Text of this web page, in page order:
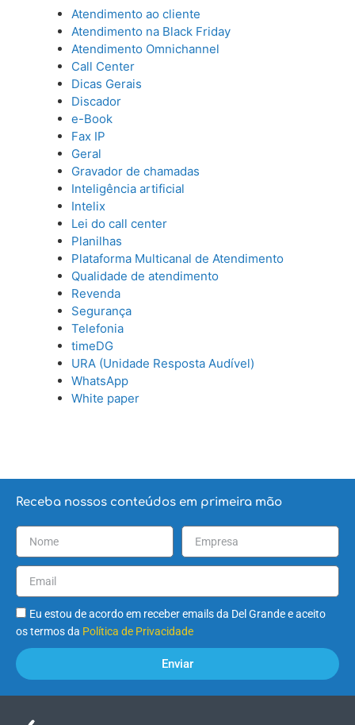
Atendimento ao cliente
Atendimento na Black Friday
Atendimento Omnichannel
Call Center
Dicas Gerais
Discador
e-Book
Fax IP
Geral
Gravador de chamadas
Inteligência artificial
Intelix
Lei do call center
Planilhas
Plataforma Multicanal de Atendimento
Qualidade de atendimento
Revenda
Segurança
Telefonia
timeDG
URA (Unidade Resposta Audível)
WhatsApp
White paper
Receba nossos conteúdos em primeira mão
Eu estou de acordo em receber emails da Del Grande e aceito
os termos da Política de Privacidade
Enviar